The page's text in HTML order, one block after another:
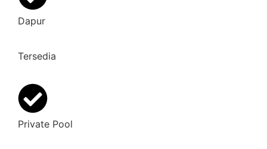
Dapur
Tersedia
Private Pool